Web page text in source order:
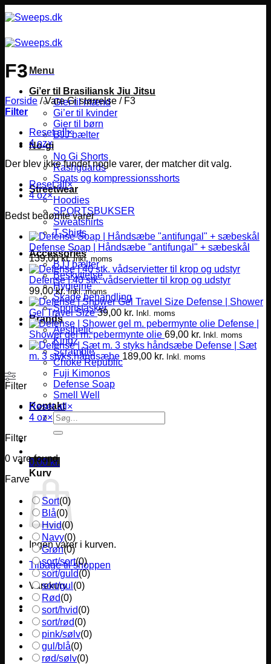
til
Menu
Gi’er til Brasiliansk Jiu Jitsu
Gier til mænd
Gi’er til kvinder
Gier til børn
BJJ bælter
No-gi
No Gi Shorts
Rashguards
Spats og kompressionsshorts
Streetwear
Hoodies
SPORTSBUKSER
Sweatshirts
T-Shirts
Accessories
BJJ bælter
Beskyttelse
Hygiejne
Skade behandling
Sportstasker
Brands
Aesthetic
Kingz
Scramble
Choke Republic
Fuji Kimonos
Defense Soap
Smell Well
Kontakt
Søg
efter:
0,00 kr.
Kurv
Ingen varer i kurven.
Tilbage til shoppen
Varekurv
F3
Forside /Vare Gi størrelse /F3
Filter
Reset all×
4 oz×
Der blev ikke fundet nogle varer, der matcher dit valg.
Reset all×
4 oz×
Bedst bedømte varer
Defense Soap | Håndsæbe "antifungal" + sæbeskål
139,00kr. Inkl. moms
Defense | 40 stk. vådservietter til krop og udstyr
99,00kr. Inkl. moms
Defense | Shower
Gel Travel Size 39,00 kr. Inkl. moms
Defense |
Shower gel m. pebermynte olie 69,00 kr. Inkl. moms
Defense | Sæt
m. 3 styks håndsæbe 189,00 kr. Inkl. moms
Filter
Reset all ×
4 oz×
Filter
0 vare found
Farve
Sort(0)
Blå(0)
Hvid(0)
Navy(0)
Grøn(0)
sort/sort(0)
sort/guld(0)
sort/gul (0)
Rød(0)
sort/hvid(0)
sort/rød(0)
pink/sølv(0)
gul/blå(0)
rød/sølv(0)